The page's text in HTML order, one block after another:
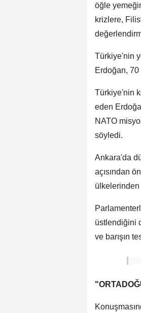
öğle
krizlere,
Türkiye'nin
Erdoğan, 70
Türkiye'nin
eden
NATO
söyledi.
Ankara'da
açısından
üstlendiğini
ve barışın